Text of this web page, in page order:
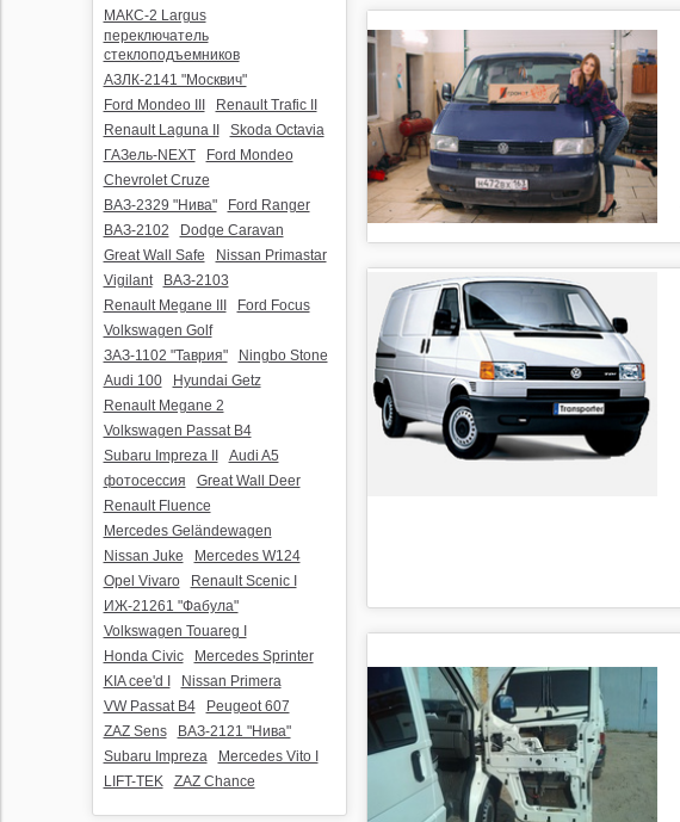
МАКС-2 Largus
переключатель
стеклоподъемников
АЗЛК-2141 "Москвич"
Ford Mondeo III
Renault Trafic II
Renault Laguna II
Skoda Octavia
ГАЗель-NEXT
Ford Mondeo
Chevrolet Cruze
ВАЗ-2329 "Нива"
Ford Ranger
ВАЗ-2102
Dodge Caravan
Great Wall Safe
Nissan Primastar
Vigilant
ВАЗ-2103
Renault Megane III
Ford Focus
Volkswagen Golf
ЗАЗ-1102 "Таврия"
Ningbo Stone
Audi 100
Hyundai Getz
Renault Megane 2
Volkswagen Passat B4
Subaru Impreza II
Audi A5
фотосессия
Great Wall Deer
Renault Fluence
Mercedes Geländewagen
Nissan Juke
Mercedes W124
Opel Vivaro
Renault Scenic I
ИЖ-21261 "Фабула"
Volkswagen Touareg I
Honda Civic
Mercedes Sprinter
KIA cee'd I
Nissan Primera
VW Passat B4
Peugeot 607
ZAZ Sens
ВАЗ-2121 "Нива"
Subaru Impreza
Mercedes Vito I
LIFT-TEK
ZAZ Chance